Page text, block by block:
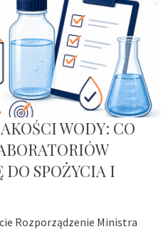
WODY: CO
DO SPOŻYCIA I
Rozporządzenie Ministra